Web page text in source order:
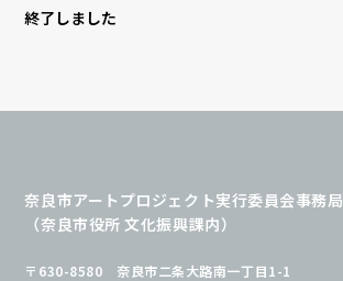
終了しました
奈良市アートプロジェクト実行委員会事務局
（奈良市役所 文化振興課内）
〒630-8580 奈良市二条大路南一丁目1-1